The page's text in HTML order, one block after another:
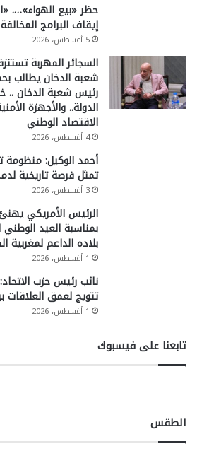
حظر «بيع الهواء»….
إيقاف البرامج
5 أغسطس، 2026
السجائر المهربة
شعبة الدخان يطالب
رئيس شعبة الدخان ..
الدولة.. والأجهزة
الاقتصاد الوطني
4 أغسطس، 2026
أحمد الوكيل: منظومة
تمثل فرصة تاريخية
3 أغسطس، 2026
الرئيس الأمريكي
بمناسبة العيد
بلاده الداعم لمغربية
1 أغسطس، 2026
نائب رئيس حزب
تتويج لعمق العلاقات
1 أغسطس، 2026
تابعنا على فيسبوك
الطقس